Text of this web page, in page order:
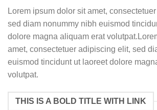
Lorem ipsum dolor sit amet,
sed diam nonummy nibh euismod
dolore magna aliquam erat
amet, consectetuer adipiscing elit, sed
euismod tincidunt ut laoreet dolore
volutpat.
THIS IS A BOLD TITLE WITH LINK